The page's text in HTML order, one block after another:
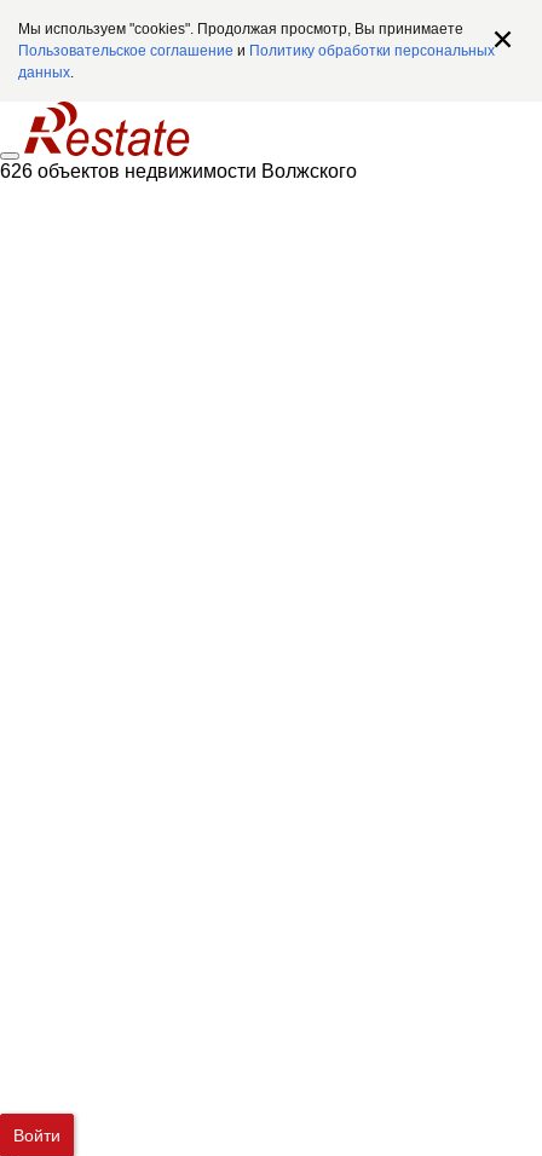
Мы используем "cookies". Продолжая просмотр, Вы принимаете
Пользовательское соглашение и Политику обработки персональных
данных.
626 объектов недвижимости Волжского
Войти